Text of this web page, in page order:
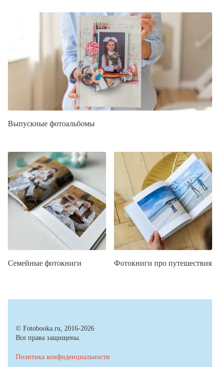
Выпускные фотоальбомы
Семейные фотокниги Фотокниги про путешествия
© Fotobooka.ru, 2016-2026
Все права защищены.
Политика конфиденциальности